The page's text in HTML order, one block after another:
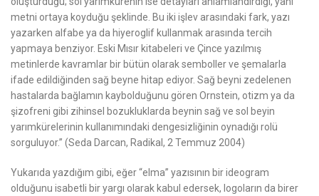
metni ortaya koyduğu şeklinde. Bu iki işlev arasındaki fark, yazı
yazarken alfabe ya da hiyeroglif kullanmak arasında tercih
yapmaya benziyor. Eski Mısır kitabeleri ve Çince yazılmış
metinlerde kavramlar bir bütün olarak semboller ve şemalarla
ifade edildiğinden sağ beyne hitap ediyor. Sağ beyni zedelenen
hastalarda bağlamın kaybolduğunu gören Ornstein, otizm ya da
şizofreni gibi zihinsel bozukluklarda beynin sağ ve sol beyin
yarımkürelerinin kullanımındaki dengesizliğinin oynadığı rolü
sorguluyor.” (Seda Darcan, Radikal, 2 Temmuz 2004)
Yukarıda yazdığım gibi, eğer“elma” yazısının bir ideogram
olduğunu isabetli bir yargı olarak kabul edersek, logoların da birer